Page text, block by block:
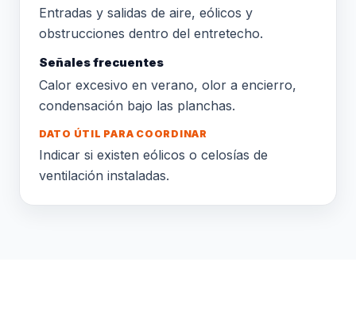
Entradas y salidas de aire, eólicos y
obstrucciones dentro del entretecho.
Señales frecuentes
Calor excesivo en verano, olor a encierro,
condensación bajo las planchas.
DATO ÚTIL PARA COORDINAR
Indicar si existen eólicos o celosías de
ventilación instaladas.